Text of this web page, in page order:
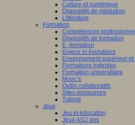
Culture et numérique
Dispositifs de médiation
Littérature
Formation
Compétences
Dispositifs de formation
E- formation
Enjeux et évolutions
Enseignement supérieur
Formations hybrides
Formation universitaire
Mooc’s
Outils collaboratifs
Sites ressources
Tutorat
Jeux
Jeu et éducation
Jeux 4/12 ans